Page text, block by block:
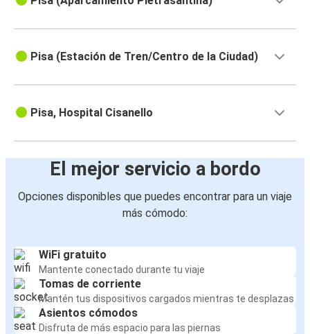
Pisa (Estación de Tren/Centro de la Ciudad)
Pisa, Hospital Cisanello
El mejor servicio a bordo
Opciones disponibles que puedes encontrar para un viaje
más cómodo:
WiFi gratuito
Mantente conectado durante tu viaje
Tomas de corriente
Mantén tus dispositivos cargados mientras te desplazas
Asientos cómodos
Disfruta de más espacio para las piernas